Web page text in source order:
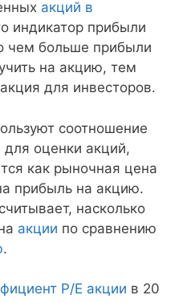
акций в
индикатор прибыли
чем больше прибыли
на акцию, тем
для инвесторов.
соотношение
для оценки акций,
как рыночная цена
прибыль на акцию.
насколько
акции по сравнению
.
P/E акции в 20